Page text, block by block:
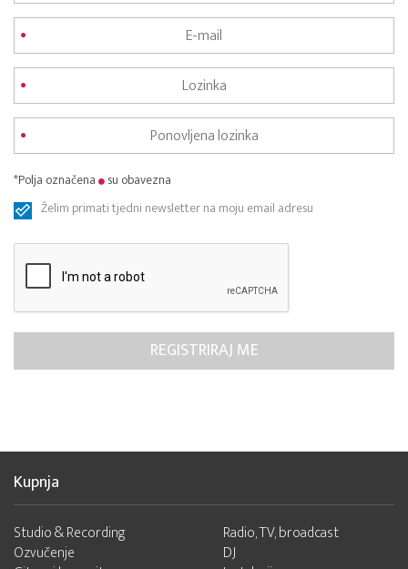
*Polja označena
su obavezna
Želim primati tjedni newsletter na moju email adresu
Kupnja
Studio & Recording
Ozvučenje
Radio, TV, broadcast
DJ